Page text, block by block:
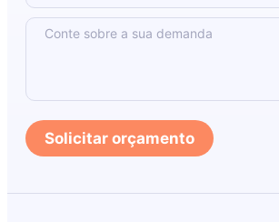
Solicitar orçamento